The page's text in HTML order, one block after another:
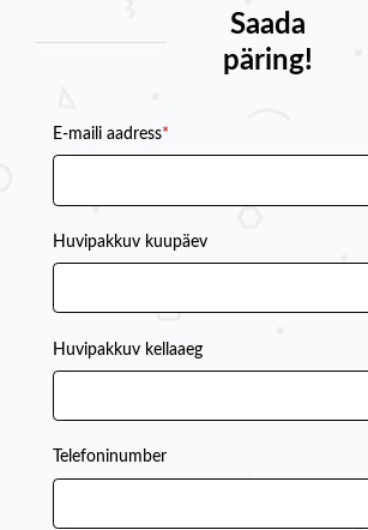
Saada
päring!
E-maili aadress*
Huvipakkuv kuupäev
Huvipakkuv kellaaeg
Telefoninumber